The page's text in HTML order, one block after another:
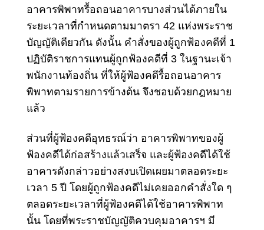
อาคารพิพาทรื้อถอนอาคารบางส่วนได้ภายใน
ระยะเวลาที่กำหนดตามมาตรา 42 แห่งพระราช
บัญญัติเดียวกัน ดังนั้น คำสั่งของผู้ถูกฟ้องคดีที่ 1
ปฏิบัติราชการแทนผู้ถูกฟ้องคดีที่ 3 ในฐานะเจ้า
พนักงานท้องถิ่น ที่ให้ผู้ฟ้องคดีรื้อถอนอาคาร
พิพาทตามรายการข้างต้น จึงชอบด้วยกฎหมาย
แล้ว
ส่วนที่ผู้ฟ้องคดีอุทธรณ์ว่า อาคารพิพาทของผู้
ฟ้องคดีได้ก่อสร้างแล้วเสร็จ และผู้ฟ้องคดีได้ใช้
อาคารดังกล่าวอย่างสงบเปิดเผยมาตลอดระยะ
เวลา 5 ปี โดยผู้ถูกฟ้องคดีไม่เคยออกคำสั่งใด ๆ
ตลอดระยะเวลาที่ผู้ฟ้องคดีได้ใช้อาคารพิพาท
นั้น โดยที่พระราชบัญญัติควบคุมอาคารฯ มี